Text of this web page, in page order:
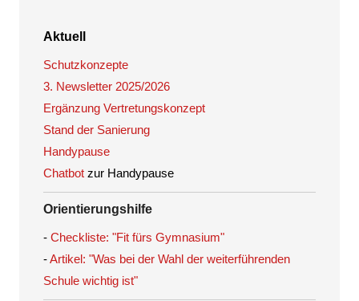
Aktuell
Schutzkonzepte
3. Newsletter 2025/2026
Ergänzung Vertretungskonzept
Stand der Sanierung
Handypause
Chatbotzur Handypause
Orientierungshilfe
- Checkliste: "Fit fürs Gymnasium"
-Artikel: "Was bei der Wahl der weiterführenden
Schule wichtig ist"